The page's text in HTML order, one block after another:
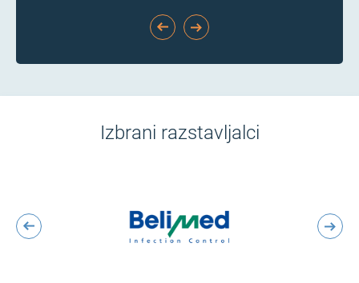
industrijo.
Izbrani razstavljalci